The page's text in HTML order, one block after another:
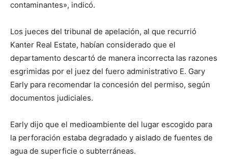
contaminantes», indicó.
Los jueces del tribunal de apelación, al que recurrió
Kanter Real Estate, habían considerado que el
departamento descartó de manera incorrecta las razones
esgrimidas por el juez del fuero administrativo E. Gary
Early para recomendar la concesión del permiso, según
documentos judiciales.
Early dijo que el medioambiente del lugar escogido para
la perforación estaba degradado y aislado de fuentes de
agua de superficie o subterráneas.